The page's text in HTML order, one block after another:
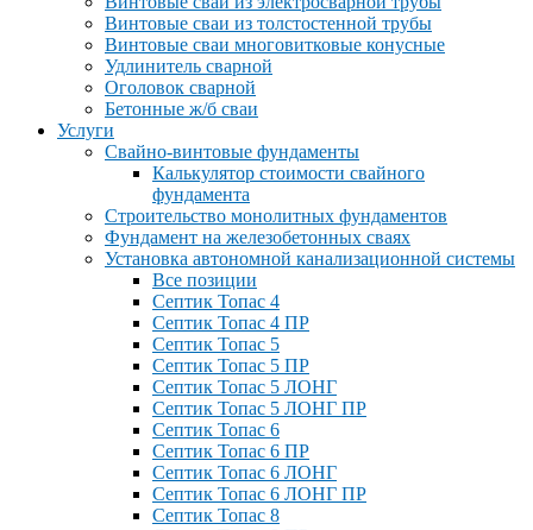
Винтовые сваи из толстостенной трубы
Винтовые сваи многовитковые конусные
Удлинитель сварной
Оголовок сварной
Бетонные ж/б сваи
Услуги
Свайно-винтовые фундаменты
Калькулятор стоимости свайного
фундамента
Строительство монолитных фундаментов
Фундамент на железобетонных сваях
Установка автономной канализационной системы
Все позиции
Септик Топас 4
Септик Топас 4 ПР
Септик Топас 5
Септик Топас 5 ПР
Септик Топас 5 ЛОНГ
Септик Топас 5 ЛОНГ ПР
Септик Топас 6
Септик Топас 6 ПР
Септик Топас 6 ЛОНГ
Септик Топас 6 ЛОНГ ПР
Септик Топас 8